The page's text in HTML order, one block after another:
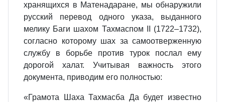
хранящихся в Матенадаране, мы обнаружили
русский перевод одного указа, выданного
мелику Баги шахом Тахмаспом II (1722–1732),
согласно которому шах за самоотверженную
службу в борьбе против турок послал ему
дорогой халат. Учитывая важность этого
документа, приводим его полностью:
«Грамота Шаха Тахмасба Да будет известно